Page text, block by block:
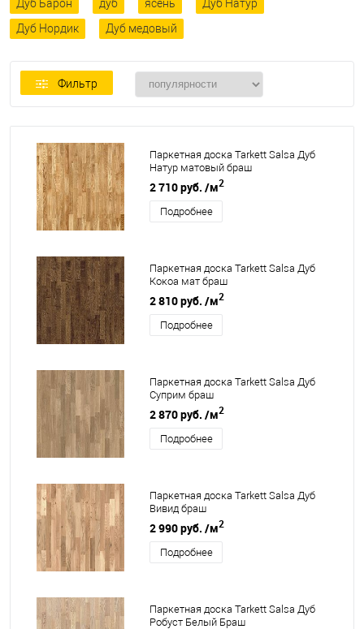
Дуб Барон
дуб ясень
Дуб Натур
Дуб Нордик
Дуб медовый
Фильтр
Паркетная доска Tarkett Salsa Дуб
Натур матовый браш
2 710 руб. /м2
Подробнее
Паркетная доска Tarkett Salsa Дуб
Кокоа мат браш
2 810 руб. /м2
Подробнее
Паркетная доска Tarkett Salsa Дуб
Суприм браш
2 870 руб. /м2
Подробнее
Паркетная доска Tarkett Salsa Дуб
Вивид браш
2 990 руб. /м2
Подробнее
Паркетная доска Tarkett Salsa Дуб
Робуст Белый Браш